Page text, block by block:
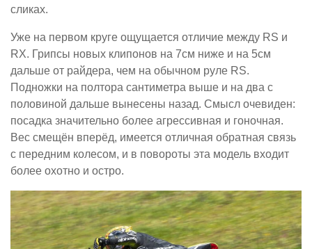
сликах.
Уже на первом круге ощущается отличие между RS и
RX. Грипсы новых клипонов на 7см ниже и на 5см
дальше от райдера, чем на обычном руле RS.
Подножки на полтора сантиметра выше и на два с
половиной дальше вынесены назад. Смысл очевиден:
посадка значительно более агрессивная и гоночная.
Вес смещён вперёд, имеется отличная обратная связь
с передним колесом, и в повороты эта модель входит
более охотно и остро.